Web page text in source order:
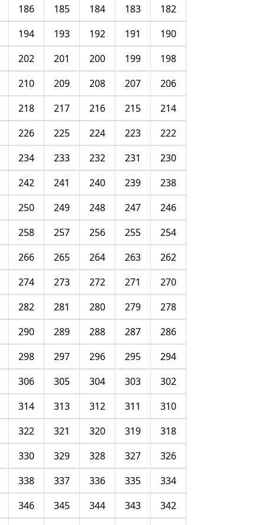
182
183
184
185
186
190
191
192
193
194
198
199
200
201
202
206
207
208
209
210
214
215
216
217
218
222
223
224
225
226
230
231
232
233
234
238
239
240
241
242
246
247
248
249
250
254
255
256
257
258
262
263
264
265
266
270
271
272
273
274
278
279
280
281
282
286
287
288
289
290
294
295
296
297
298
302
303
304
305
306
310
311
312
313
314
318
319
320
321
322
326
327
328
329
330
334
335
336
337
338
342
343
344
345
346